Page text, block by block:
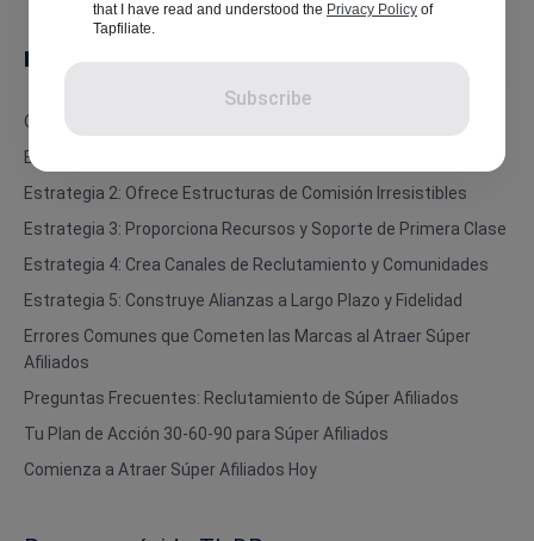
In this article
Qué es un Súper Afiliado y Por Qué Importa
Estrategia 1: Construya una Reputación de Marca Magnética
Estrategia 2: Ofrece Estructuras de Comisión Irresistibles
Estrategia 3: Proporciona Recursos y Soporte de Primera Clase
Estrategia 4: Crea Canales de Reclutamiento y Comunidades
Estrategia 5: Construye Alianzas a Largo Plazo y Fidelidad
Errores Comunes que Cometen las Marcas al Atraer Súper
Afiliados
Preguntas Frecuentes: Reclutamiento de Súper Afiliados
Tu Plan de Acción 30-60-90 para Súper Afiliados
Comienza a Atraer Súper Afiliados Hoy
that I have read and understood the Privacy Policy of
Tapfiliate.
Subscribe